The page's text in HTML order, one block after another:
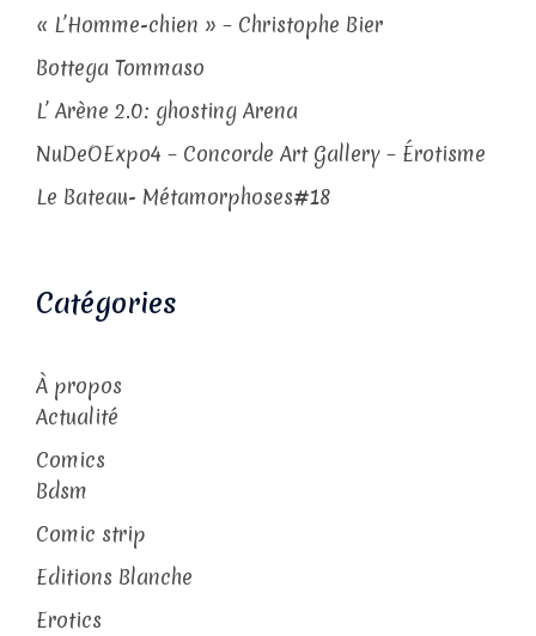
« L’Homme-chien » – Christophe Bier
Bottega Tommaso
L’ Arène 2.0: ghosting Arena
NuDeOExpo4 – Concorde Art Gallery – Érotisme
Le Bateau- Métamorphoses#18
Catégories
À propos
Actualité
Comics
Bdsm
Comic strip
Editions Blanche
Erotics